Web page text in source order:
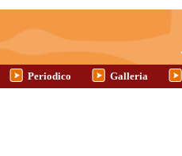
Periodico Galleria